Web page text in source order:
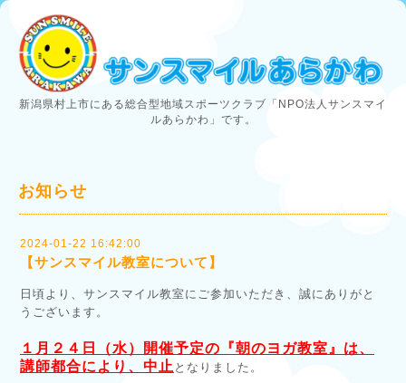
新潟県村上市にある総合型地域スポーツクラブ「NPO法人サンスマイ
ルあらかわ」です。
お知らせ
2024-01-22 16:42:00
【サンスマイル教室について】
日頃より、サンスマイル教室にご参加いただき、誠にありがと
うございます。
１月２４日（水）開催予定の『朝のヨガ教室』は、
講師都合により、中止 となりました。